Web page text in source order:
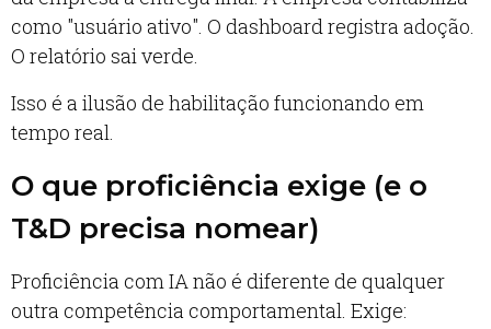
como "usuário ativo". O dashboard registra adoção.
O relatório sai verde.
Isso é a ilusão de habilitação funcionando em
tempo real.
O que proficiência exige (e o
T&D precisa nomear)
Proficiência com IA não é diferente de qualquer
outra competência comportamental. Exige: